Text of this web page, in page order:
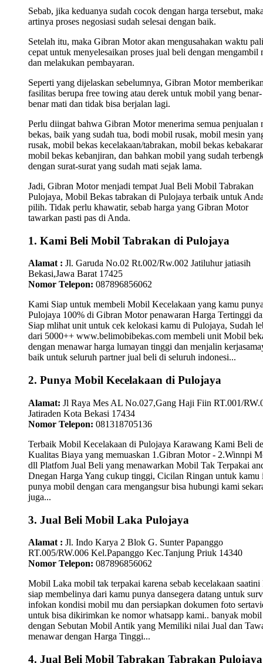
Sebab, jika keduanya sudah cocok dengan harga tersebut,
artinya proses negosiasi sudah selesai dengan baik.
Setelah itu, maka Gibran Motor akan mengusahakan waktu
cepat untuk menyelesaikan proses jual beli dengan mengambil
dan melakukan pembayaran.
Seperti yang dijelaskan sebelumnya, Gibran Motor
fasilitas berupa free towing atau derek untuk mobil yang benar-
benar mati dan tidak bisa berjalan lagi.
Perlu diingat bahwa Gibran Motor menerima semua penjualan
bekas, baik yang sudah tua, bodi mobil rusak, mobil mesin
rusak, mobil bekas kecelakaan/tabrakan, mobil bekas
mobil bekas kebanjiran, dan bahkan mobil yang sudah
dengan surat-surat yang sudah mati sejak lama.
Jadi, Gibran Motor menjadi tempat Jual Beli Mobil Tabrakan
Pulojaya, Mobil Bekas tabrakan di Pulojaya terbaik untuk
pilih. Tidak perlu khawatir, sebab harga yang Gibran Motor
tawarkan pasti pas di Anda.
1. Kami Beli Mobil Tabrakan di Pulojaya
Alamat : Jl. Garuda No.02 Rt.002/Rw.002 Jatiluhur jatiasih
Bekasi,Jawa Barat 17425
Nomor Telepon: 087896856062
Kami Siap untuk membeli Mobil Kecelakaan yang kamu
Pulojaya 100% di Gibran Motor penawaran Harga Tertinggi
Siap mlihat unit untuk cek kelokasi kamu di Pulojaya, Sudah
dari 5000++ www.belimobibekas.com membeli unit Mobil
dengan menawar harga lumayan tinggi dan menjalin
baik untuk seluruh partner jual beli di seluruh indonesi...
2. Punya Mobil Kecelakaan di Pulojaya
Alamat: Jl Raya Mes AL No.027,Gang Haji Fiin RT.001/
Jatiraden Kota Bekasi 17434
Nomor Telepon: 081318705136
Terbaik Mobil Kecelakaan di Pulojaya Karawang Kami Beli
Kualitas Biaya yang memuaskan 1.Gibran Motor - 2.Winnpi
dll Platfom Jual Beli yang menawarkan Mobil Tak Terpakai
Dnegan Harga Yang cukup tinggi, Cicilan Ringan untuk kamu
punya mobil dengan cara mengangsur bisa hubungi kami
juga...
3. Jual Beli Mobil Laka Pulojaya
Alamat : Jl. Indo Karya 2 Blok G. Sunter Papanggo
RT.005/RW.006 Kel.Papanggo Kec.Tanjung Priuk 14340
Nomor Telepon: 087896856062
Mobil Laka mobil tak terpakai karena sebab kecelakaan saatini
siap membelinya dari kamu punya dansegera datang untuk
infokan kondisi mobil mu dan persiapkan dokumen foto
untuk bisa dikirimkan ke nomor whatsapp kami.. banyak mobil
dengan Sebutan Mobil Antik yang Memiliki nilai Jual dan
menawar dengan Harga Tinggi...
4. Jual Beli Mobil Tabrakan Tabrakan Pulojaya